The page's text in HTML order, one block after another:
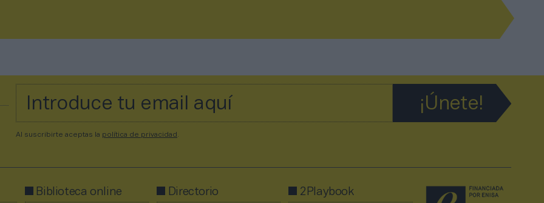
Al suscribirte aceptas la política de privacidad
Biblioteca online Directorio 2Playbook